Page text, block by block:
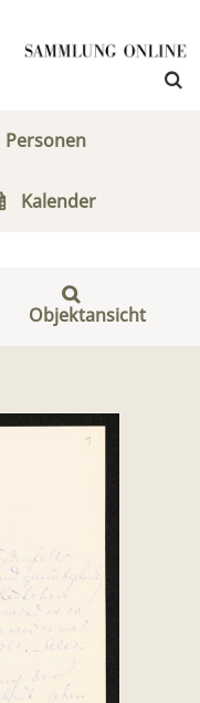
Personen
Kalender
Objektansicht